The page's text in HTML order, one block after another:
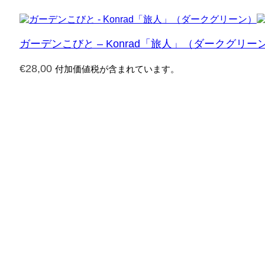
ガーデンこびと – Konrad「旅人」（ダークグリー
€28,00 付加価値税が含まれています。